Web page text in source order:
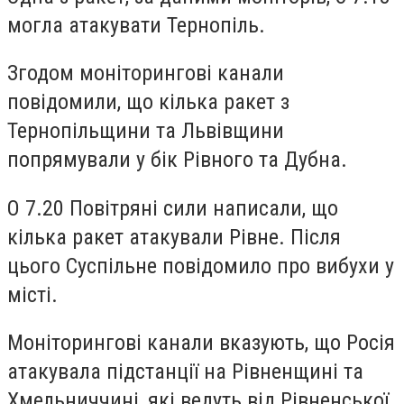
могла атакувати Тернопіль.
Згодом моніторингові канали
повідомили, що кілька ракет з
Тернопільщини та Львівщини
попрямували у бік Рівного та Дубна.
О 7.20 Повітряні сили написали, що
кілька ракет атакували Рівне. Після
цього Суспільне повідомило про вибухи у
місті.
Моніторингові канали вказують, що Росія
атакувала підстанції на Рівненщині та